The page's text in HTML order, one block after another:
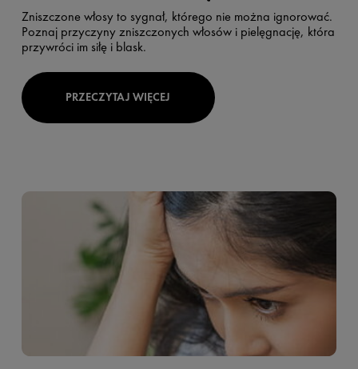
Zniszczone włosy to sygnał, którego nie można ignorować.
Poznaj przyczyny zniszczonych włosów i pielęgnację, która
przywróci im siłę i blask.
PRZECZYTAJ WIĘCEJ